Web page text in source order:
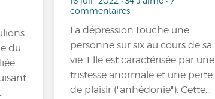
du
commentaires
La dépression touche une
personne sur six au cours de sa
vie. Elle est caractérisée par une
tristesse anormale et une perte
de plaisir ("anhédonie"). Cette…